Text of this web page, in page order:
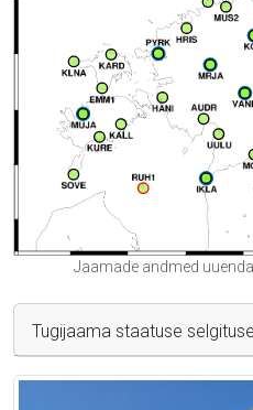
Jaamade andmed
Tugijaama staatuse